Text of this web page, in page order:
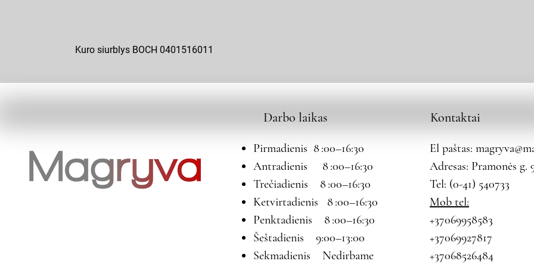
Kuro siurblys BOCH 0401516011
Darbo laikas
Pirmadienis 8 :00–16:30
Antradienis 8 :00–16:30
Trečiadienis 8 :00–16:30
Ketvirtadienis 8 :00–16:30
Penktadienis 8 :00–16:30
Šeštadienis 9:00–13:00
Sekmadienis Nedirbame
Kontaktai
El paštas:
Adresas: Pramonės g.
Tel: (0-41) 540733
Mob tel:
+37069958583
+37069927817
+37068526484